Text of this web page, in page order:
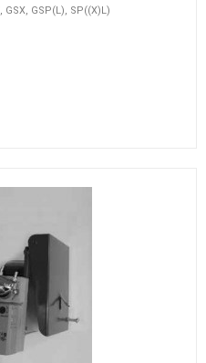
GSP(L), SP((X)L)